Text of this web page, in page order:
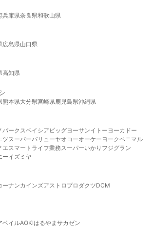
兵庫県奈良県和歌山県
広島県山口県
高知県
熊本県大分県宮崎県鹿児島県沖縄県
パークスベイシア ビッグヨーサンイトーヨーカドー
ツスーパーバリューヤオコーオーケー ヨークベニマル
エスマート ライフ業務スーパーいかり フジグラン
ーイズミヤ
ーナンカインズアストロプロダクツDCM
ベイルAOKIはるやま サカゼン